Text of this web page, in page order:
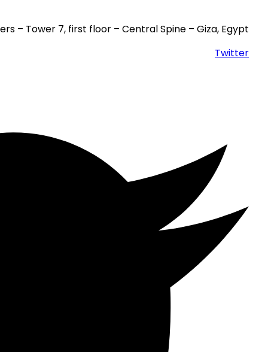
– Tower 7, first floor – Central Spine – Giza, Egypt
Twitter